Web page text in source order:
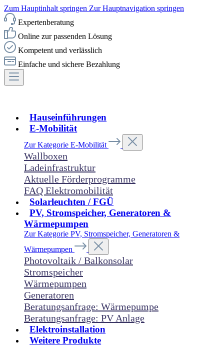
Zum Hauptinhalt springen Zur Hauptnavigation springen
Expertenberatung
Online zur passenden Lösung
Kompetent und verlässlich
Einfache und sichere Bezahlung
Hauseinführungen
E-Mobilität
Zur Kategorie E-Mobilität
Wallboxen
Ladeinfrastruktur
Aktuelle Förderprogramme
FAQ Elektromobilität
Solarleuchten / FGÜ
PV, Stromspeicher, Generatoren &
Wärmepumpen
Zur Kategorie PV, Stromspeicher, Generatoren &
Wärmepumpen
Photovoltaik / Balkonsolar
Stromspeicher
Wärmepumpen
Generatoren
Beratungsanfrage: Wärmepumpe
Beratungsanfrage: PV Anlage
Elektroinstallation
Weitere Produkte